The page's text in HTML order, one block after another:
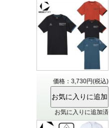
価格：3,730円(税込)
お気に入りに追加済